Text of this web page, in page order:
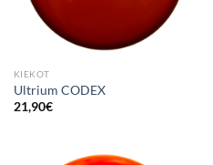
KIEKOT
Ultrium CODEX
21,90€